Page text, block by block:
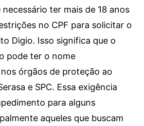
necessário ter mais de 18 anos
no CPF para solicitar o
Digio. Isso significa que o
pode ter o nome
órgãos de proteção ao
e SPC. Essa exigência
para alguns
aqueles que buscam